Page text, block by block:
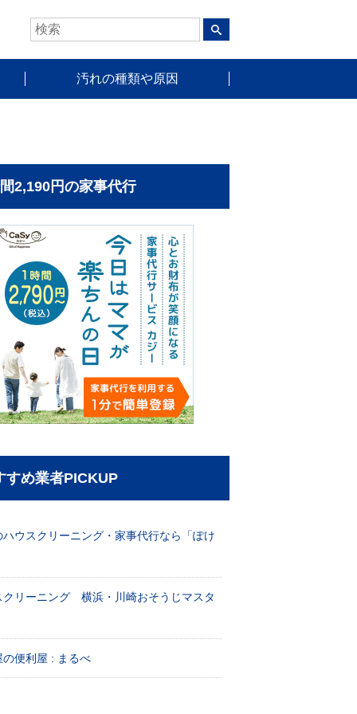
汚れの種類や原因
2,190円の家事代行
すめ業者PICKUP
ハウスクリーニング・家事代行なら「ぽけ
クリーニング 横浜・川崎おそうじマスタ
の便利屋 : まるべ